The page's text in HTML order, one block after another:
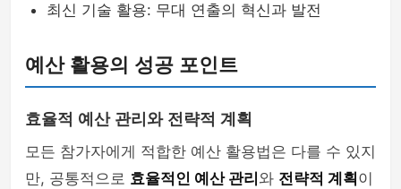
최신 기술 활용: 무대 연출의 혁신과 발전
예산 활용의 성공 포인트
효율적 예산 관리와 전략적 계획
모든 참가자에게 적합한 예산 활용법은 다를 수 있지
만, 공통적으로 효율적인 예산 관리 와 전략적 계획 이